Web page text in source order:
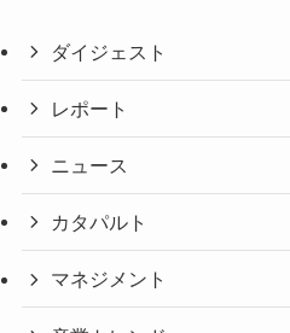
ダイジェスト
レポート
ニュース
カタパルト
マネジメント